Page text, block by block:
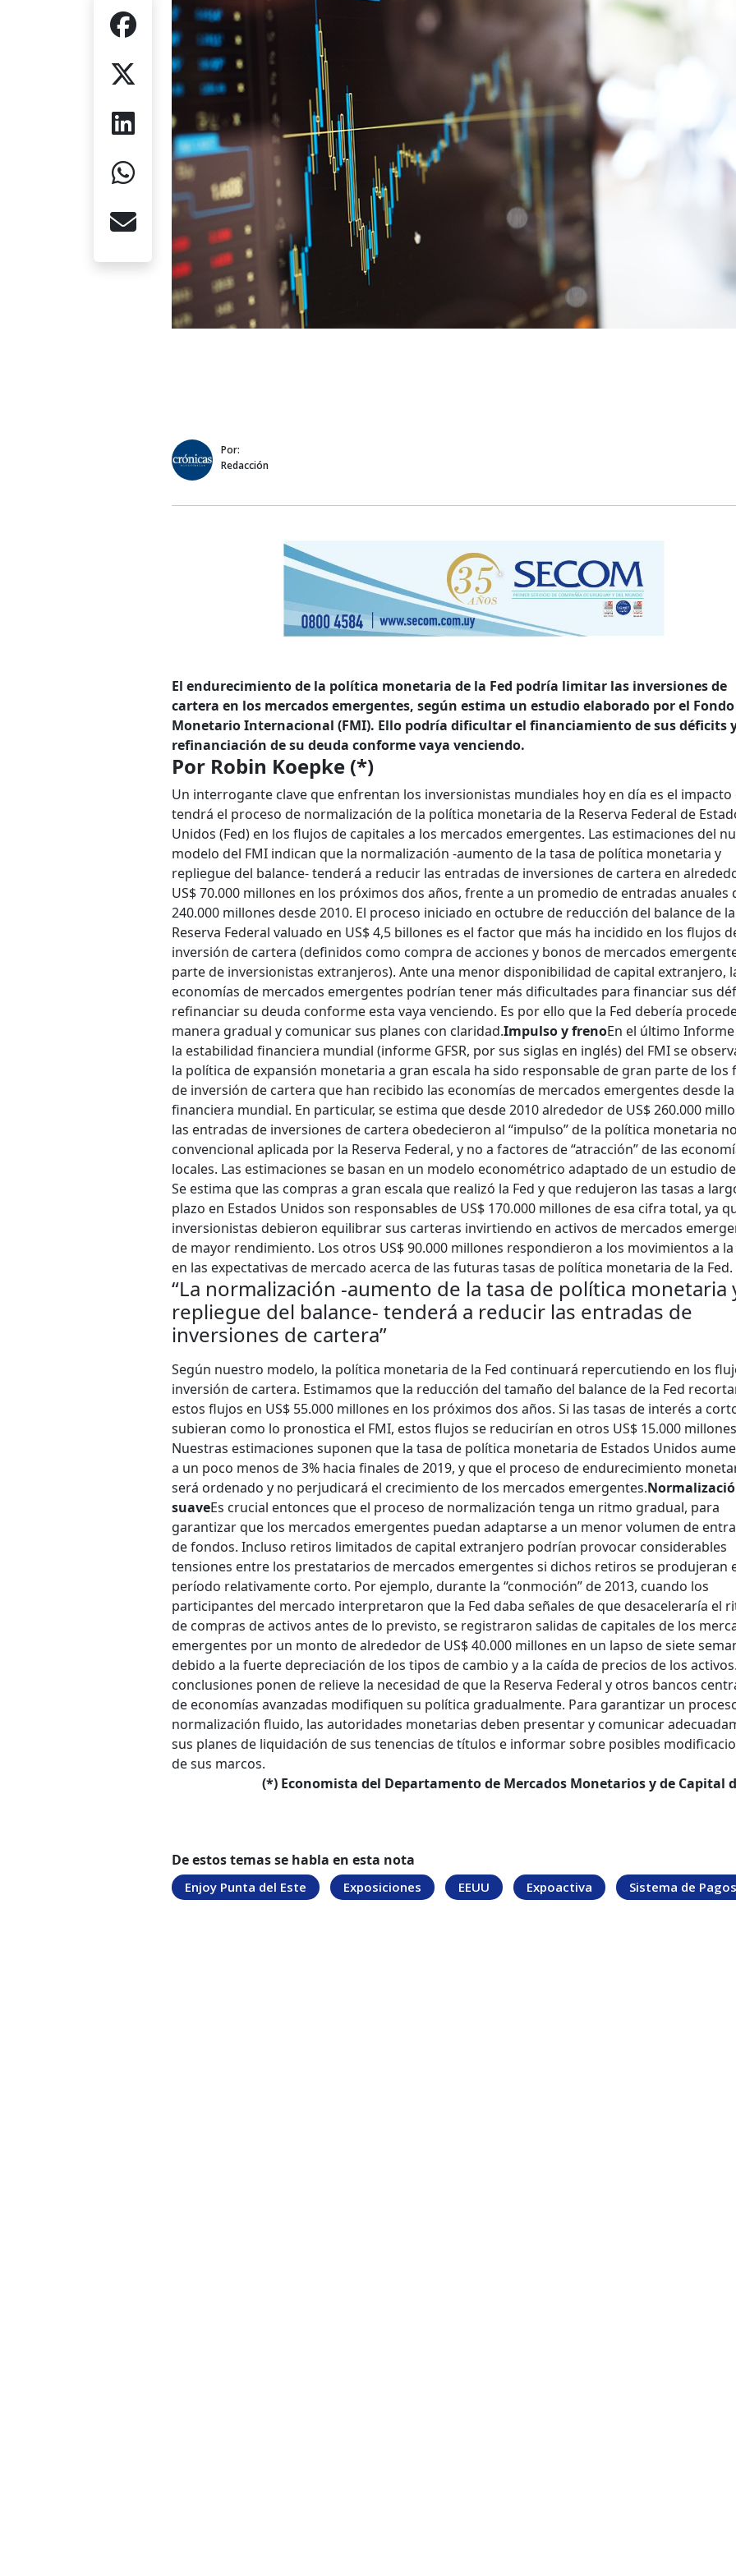
Por:
Redacción
El endurecimiento de la política monetaria de la Fed podría limitar las inversiones de
cartera en los mercados emergentes, según estima un estudio elaborado por el Fondo
Monetario Internacional (FMI). Ello podría dificultar el financiamiento de sus déficits
refinanciación de su deuda conforme vaya venciendo.
Por Robin Koepke (*)
Un interrogante clave que enfrentan los inversionistas mundiales hoy en día es el impacto
tendrá el proceso de normalización de la política monetaria de la Reserva Federal de
Unidos (Fed) en los flujos de capitales a los mercados emergentes. Las estimaciones del
modelo del FMI indican que la normalización -aumento de la tasa de política monetaria y
repliegue del balance- tenderá a reducir las entradas de inversiones de cartera en
US$ 70.000 millones en los próximos dos años, frente a un promedio de entradas anuales
240.000 millones desde 2010. El proceso iniciado en octubre de reducción del balance de la
Reserva Federal valuado en US$ 4,5 billones es el factor que más ha incidido en los flujos
inversión de cartera (definidos como compra de acciones y bonos de mercados
parte de inversionistas extranjeros). Ante una menor disponibilidad de capital extranjero,
economías de mercados emergentes podrían tener más dificultades para financiar sus
refinanciar su deuda conforme esta vaya venciendo. Es por ello que la Fed debería
manera gradual y comunicar sus planes con claridad.Impulso y frenoEn el último
la estabilidad financiera mundial (informe GFSR, por sus siglas en inglés) del FMI se
la política de expansión monetaria a gran escala ha sido responsable de gran parte de los
de inversión de cartera que han recibido las economías de mercados emergentes desde
financiera mundial. En particular, se estima que desde 2010 alrededor de US$ 260.000
las entradas de inversiones de cartera obedecieron al “impulso” de la política monetaria
convencional aplicada por la Reserva Federal, y no a factores de “atracción” de las
locales. Las estimaciones se basan en un modelo econométrico adaptado de un estudio
Se estima que las compras a gran escala que realizó la Fed y que redujeron las tasas a
plazo en Estados Unidos son responsables de US$ 170.000 millones de esa cifra total, ya
inversionistas debieron equilibrar sus carteras invirtiendo en activos de mercados
de mayor rendimiento. Los otros US$ 90.000 millones respondieron a los movimientos a
en las expectativas de mercado acerca de las futuras tasas de política monetaria de la Fed.
“La normalización -aumento de la tasa de política monetaria
repliegue del balance- tenderá a reducir las entradas de
inversiones de cartera”
Según nuestro modelo, la política monetaria de la Fed continuará repercutiendo en los
inversión de cartera. Estimamos que la reducción del tamaño del balance de la Fed
estos flujos en US$ 55.000 millones en los próximos dos años. Si las tasas de interés a
subieran como lo pronostica el FMI, estos flujos se reducirían en otros US$ 15.000
Nuestras estimaciones suponen que la tasa de política monetaria de Estados Unidos
a un poco menos de 3% hacia finales de 2019, y que el proceso de endurecimiento
será ordenado y no perjudicará el crecimiento de los mercados emergentes.
suaveEs crucial entonces que el proceso de normalización tenga un ritmo gradual, para
garantizar que los mercados emergentes puedan adaptarse a un menor volumen de
de fondos. Incluso retiros limitados de capital extranjero podrían provocar considerables
tensiones entre los prestatarios de mercados emergentes si dichos retiros se produjeran
período relativamente corto. Por ejemplo, durante la “conmoción” de 2013, cuando los
participantes del mercado interpretaron que la Fed daba señales de que desaceleraría el
de compras de activos antes de lo previsto, se registraron salidas de capitales de los
emergentes por un monto de alrededor de US$ 40.000 millones en un lapso de siete
debido a la fuerte depreciación de los tipos de cambio y a la caída de precios de los
conclusiones ponen de relieve la necesidad de que la Reserva Federal y otros bancos
de economías avanzadas modifiquen su política gradualmente. Para garantizar un
normalización fluido, las autoridades monetarias deben presentar y comunicar
sus planes de liquidación de sus tenencias de títulos e informar sobre posibles
de sus marcos.
(*) Economista del Departamento de Mercados Monetarios y de Capital
De estos temas se habla en esta nota
Enjoy Punta del Este Exposiciones EEUU Expoactiva Sistema de Pagos